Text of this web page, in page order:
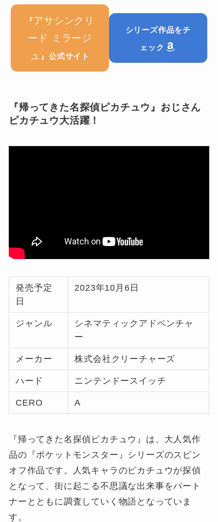
『 アサシンクリ
ード ミラージ
ュ
』公式サイト
シリーズ作品をチ
ェック
『帰ってきた名探偵ピカチュウ』おじさん
ピカチュウ大活躍！
発売予定
日
2023年10月6日
ジャンル
シネマティックアドベンチャ
ー
メーカー 株式会社クリーチャーズ
ハード ニンテンドースイッチ
CERO A
『帰ってきた名探偵ピカチュウ』は、大人気作
品の『ポケットモンスター』シリーズのスピン
オフ作品です。人気キャラのピカチュウが探偵
となって、街に起こる不思議な出来事をパート
ナーとともに調査していく物語となっていま
す。